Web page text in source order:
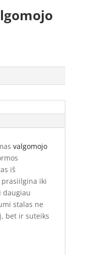
€.
valgomojo
iš
iki
daugiau
stalas ne
bet ir suteiks